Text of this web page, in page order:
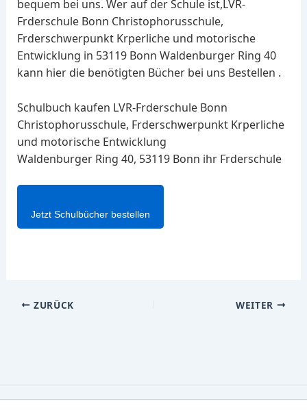
bequem bei uns. Wer auf der Schule ist,LVR-
Frderschule Bonn Christophorusschule,
Frderschwerpunkt Krperliche und motorische
Entwicklung in 53119 Bonn Waldenburger Ring 40
kann hier die benötigten Bücher bei uns Bestellen .
Schulbuch kaufen LVR-Frderschule Bonn
Christophorusschule, Frderschwerpunkt Krperliche
und motorische Entwicklung
Waldenburger Ring 40, 53119 Bonn ihr Frderschule
Jetzt Schulbücher bestellen
ZURÜCK WEITER